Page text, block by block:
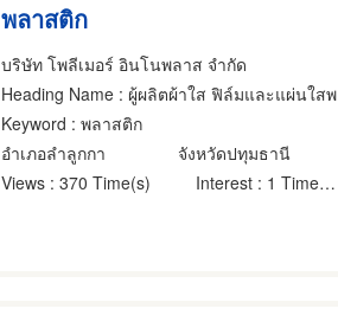
พลาสติก
บริษัท โพลีเมอร์ อินโนพลาส จำกัด
Heading Name : ผู้ผลิตผ้าใส ฟิล์มและแผ่นใสพลาสติก
Keyword : พลาสติก
อำเภอลำลูกกา
จังหวัดปทุมธานี
Views : 370 Time(s) Interest : 1 Time(s)